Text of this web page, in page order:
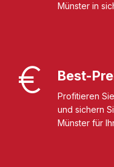
Münster in
Best-
Profitieren
und sichern
Münster für